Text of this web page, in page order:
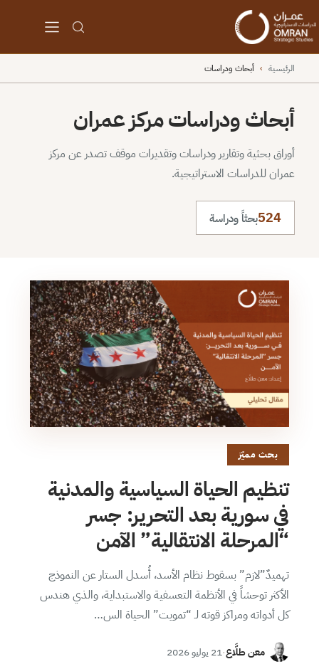
الرئيسية › أبحاث ودراسات
أبحاث ودراسات مركز عمران
أوراق بحثية وتقارير ودراسات وتقديرات موقف تصدر عن مركز
عمران للدراسات الاستراتيجية.
524بحثاً ودراسة
بحث مميّز
تنظيم الحياة السياسية والمدنية
في سورية بعد التحرير: جسر
“المرحلة الانتقالية” الآمن
تهميدٌ”لازم” بسقوط نظام الأسد، أُسدل الستار عن النموذج
الأكثر توحشاً في الأنظمة التعسفية والاستبداية، والذي هندس
كل أدواته ومراكز قوته لـ “تمويت” الحياة الس…
معن طلَّاع·21 يوليو 2026